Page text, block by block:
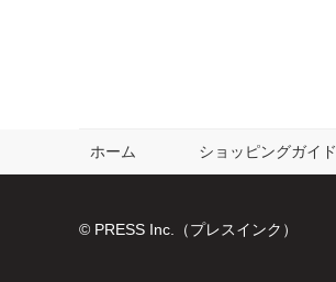
ホーム ショッピングガイド
© PRESS Inc.（プレスインク）